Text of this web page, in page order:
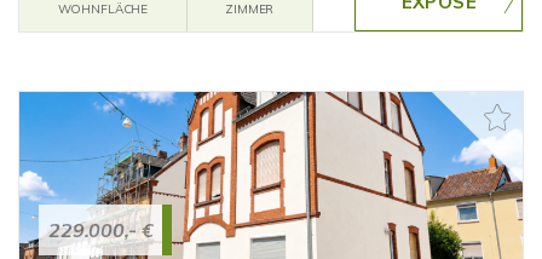
WOHNFLÄCHE
ZIMMER
229.000,- €